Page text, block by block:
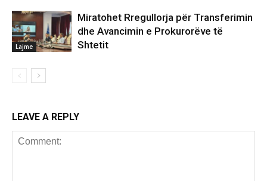
Lajme
Miratohet Rregullorja për Transferimin
dhe Avancimin e Prokurorëve të
Shtetit
LEAVE A REPLY